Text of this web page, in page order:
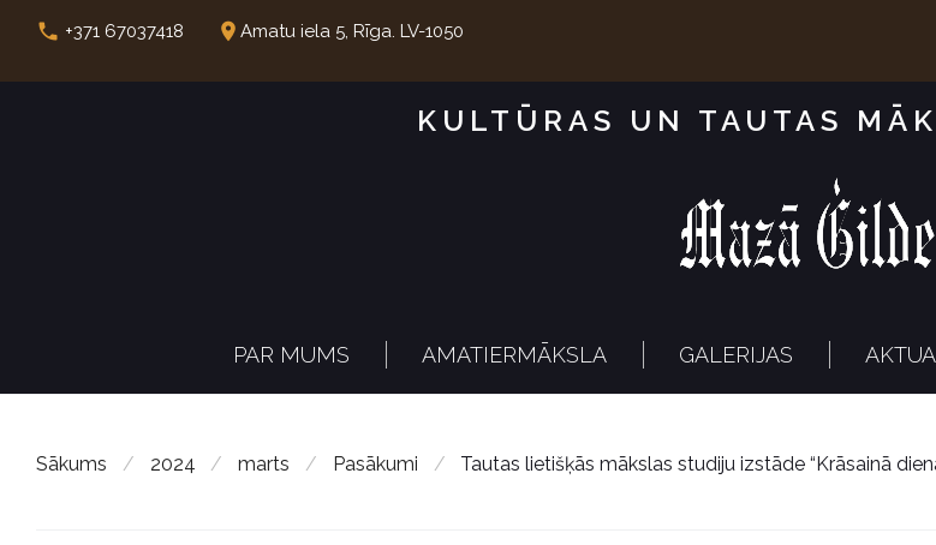
e
call +371 67037418 place Amatu iela 5, Rīga. LV-1050
KULTŪRAS UN TAUTAS
PAR MUMS AMATIERMĀKSLA GALERIJAS
Sākums / 2024 / marts / Pasākumi / Tautas lietišķās mākslas studiju izstāde “Krāsainā